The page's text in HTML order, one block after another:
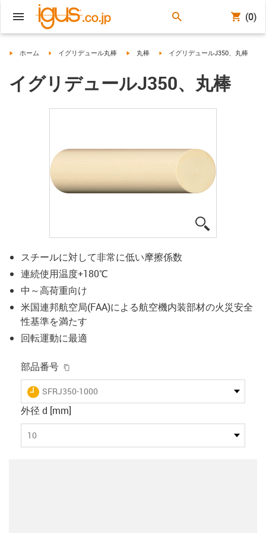
(0)
igus-icon-arrow-right
ホーム igus-icon-arrow-right
イグリデュール丸棒 igus-icon-arrow-right
丸棒 igus-icon-arrow-right
イグリデュールJ350、丸棒
イグリデュールJ350、丸棒
スチールに対して非常に低い摩擦係数
連続使用温度+180℃
中～高荷重向け
米国連邦航空局(FAA)による航空機内装部材の火災安全
性基準を満たす
回転運動に最適
部品番号
igus-icon-lieferzeit
SFRJ350-1000
外径 d [mm]
10